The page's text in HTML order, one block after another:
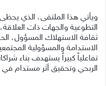
ويأتي هذا الملتقى، الذي
التطوعية والجهات ذات
ثقافة الاستهلاك المسؤول،
الاستدامة والمسؤولية
تفاعلياً كبيراً يستهدف بناء
الربحي وتحقيق أثر مستدام في